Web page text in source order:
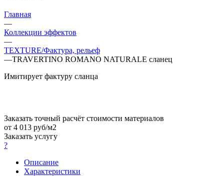
Главная
—
Коллекции эффектов
—
TEXTURE/Фактура, рельеф
—TRAVERTINO ROMANO NATURALE сланец
Имитирует фактуру сланца
Заказать точный расчёт стоимости материалов
от 4 013 руб/м2
Заказать услугу
?
Описание
Характеристики